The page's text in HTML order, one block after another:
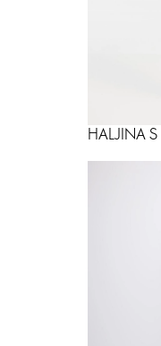
HALJINA S